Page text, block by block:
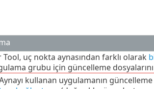
uç nokta aynasından farklı olarak
grubu için güncelleme dosyalarını
kullanan uygulamanın